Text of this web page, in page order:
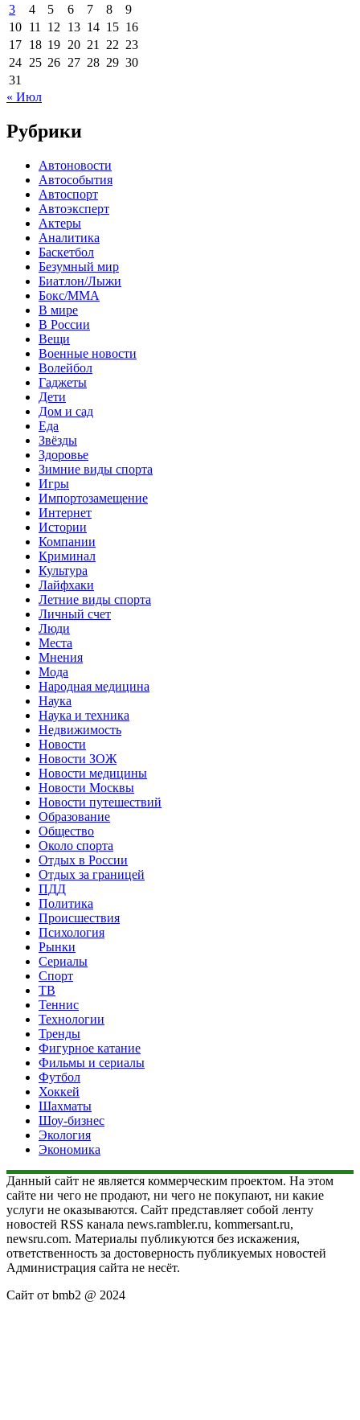
3
4 5 6 7 8
9
10 11 12 13 14 15 16
17 18 19 20 21 22 23
24 25 26 27 28 29 30
31
« Июл
Рубрики
Автоновости
Автособытия
Автоспорт
Автоэксперт
Актеры
Аналитика
Баскетбол
Безумный мир
Биатлон/Лыжи
Бокс/MMA
В мире
В России
Вещи
Военные новости
Волейбол
Гаджеты
Дети
Дом и сад
Еда
Звёзды
Здоровье
Зимние виды спорта
Игры
Импортозамещение
Интернет
Истории
Компании
Криминал
Культура
Лайфхаки
Летние виды спорта
Личный счет
Люди
Места
Мнения
Мода
Народная медицина
Наука
Наука и техника
Недвижимость
Новости
Новости ЗОЖ
Новости медицины
Новости Москвы
Новости путешествий
Образование
Общество
Около спорта
Отдых в России
Отдых за границей
ПДД
Политика
Происшествия
Психология
Рынки
Сериалы
Спорт
ТВ
Теннис
Технологии
Тренды
Фигурное катание
Фильмы и сериалы
Футбол
Хоккей
Шахматы
Шоу-бизнес
Экология
Экономика
Данный сайт не является коммерческим проектом. На этом
сайте ни чего не продают, ни чего не покупают, ни какие
услуги не оказываются. Сайт представляет собой ленту
новостей RSS канала news.rambler.ru, kommersant.ru,
newsru.com. Материалы публикуются без искажения,
ответственность за достоверность публикуемых новостей
Администрация сайта не несёт.
Сайт от bmb2 @ 2024